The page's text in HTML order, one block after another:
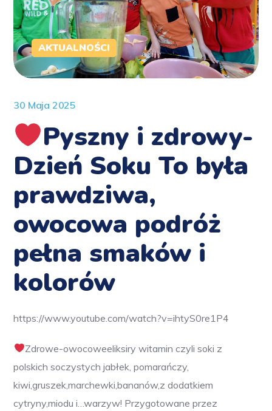
AKTUALNOŚCI
30 Maja 2025
Pyszny i zdrowy-
Dzień Soku To była
prawdziwa,
owocowa podróż
pełna smaków i
kolorów
https://www.youtube.com/watch?v=ihtyS0re1P4
Zdrowe-owocoweeliksiry witamin czyli soki z
polskich soczystych jabłek, pomarańczy,
kiwi,gruszek,marchewki,bananów,z dodatkiem
cytryny,miodu i…warzyw! Przygotowane przez